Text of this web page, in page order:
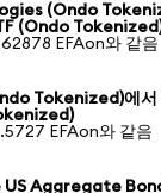
(Ondo
(Ondo
EFAon와 같음
Tokenized)에서
EFAon와 같음
Aggregate